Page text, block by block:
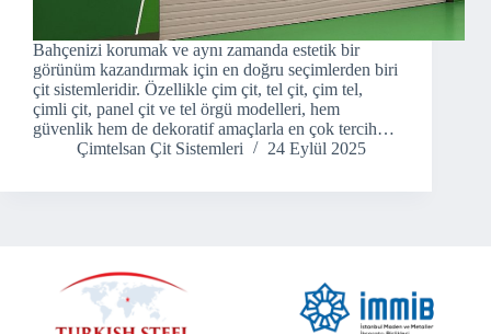
Bahçenizi korumak ve aynı zamanda estetik bir
görünüm kazandırmak için en doğru seçimlerden biri
çit sistemleridir. Özellikle çim çit, tel çit, çim tel,
çimli çit, panel çit ve tel örgü modelleri, hem
güvenlik hem de dekoratif amaçlarla en çok tercih…
Çimtelsan Çit Sistemleri
24 Eylül 2025